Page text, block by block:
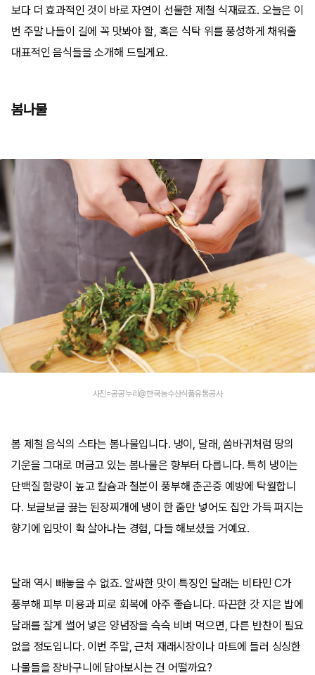
보다 더 효과적인 것이 바로 자연이 선물한 제철 식재료죠. 오늘은 이
번 주말 나들이 길에 꼭 맛봐야 할, 혹은 식탁 위를 풍성하게 채워줄
대표적인 음식들을 소개해 드릴게요.
봄나물
사진=공공누리@한국농수산식품유통공사
봄 제철 음식의 스타는 봄나물입니다. 냉이, 달래, 씀바귀처럼 땅의
기운을 그대로 머금고 있는 봄나물은 향부터 다릅니다. 특히 냉이는
단백질 함량이 높고 칼슘과 철분이 풍부해 춘곤증 예방에 탁월합니
다. 보글보글 끓는 된장찌개에 냉이 한 줌만 넣어도 집안 가득 퍼지는
향기에 입맛이 확 살아나는 경험, 다들 해보셨을 거예요.
달래 역시 빼놓을 수 없죠. 알싸한 맛이 특징인 달래는 비타민 C가
풍부해 피부 미용과 피로 회복에 아주 좋습니다. 따끈한 갓 지은 밥에
달래를 잘게 썰어 넣은 양념장을 슥슥 비벼 먹으면, 다른 반찬이 필요
없을 정도입니다. 이번 주말, 근처 재래시장이나 마트에 들러 싱싱한
나물들을 장바구니에 담아보시는 건 어떨까요?